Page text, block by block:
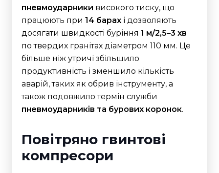
пневмоударники високого тиску, що
працюють при 14 барах і дозволяють
досягати швидкості буріння 1 м/2,5–3 хв
по твердих гранітах діаметром 110 мм. Це
більше ніж утричі збільшило
продуктивність і зменшило кількість
аварій, таких як обрив інструменту, а
також подовжило термін служби
пневмоударників та бурових коронок.
Повітряно гвинтові
компресори